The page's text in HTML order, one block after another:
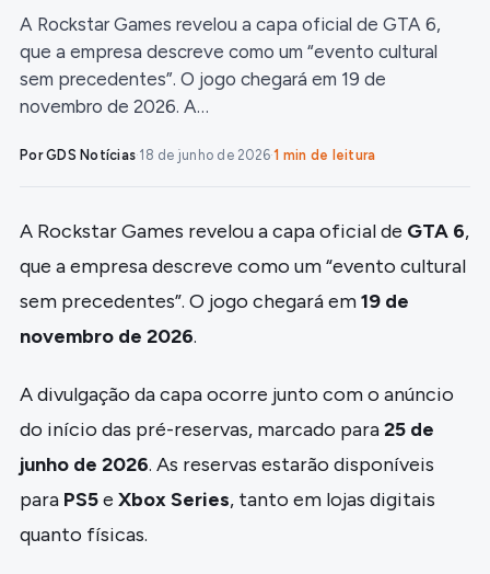
A Rockstar Games revelou a capa oficial de GTA 6,
que a empresa descreve como um “evento cultural
sem precedentes”. O jogo chegará em 19 de
novembro de 2026. A…
Por GDS Notícias·18 de junho de 2026·1 min de leitura
A Rockstar Games revelou a capa oficial de GTA 6,
que a empresa descreve como um “evento cultural
sem precedentes”. O jogo chegará em19 de
novembro de 2026.
A divulgação da capa ocorre junto com o anúncio
do início das pré-reservas, marcado para25 de
junho de 2026. As reservas estarão disponíveis
para PS5e Xbox Series, tanto em lojas digitais
quanto físicas.